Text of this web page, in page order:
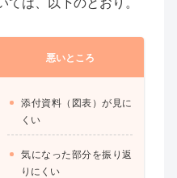
悪いところ
添付資料（図表）が見に
くい
気になった部分を振り返
りにくい